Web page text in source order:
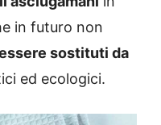
in futuro non
sostituti da
ed ecologici.